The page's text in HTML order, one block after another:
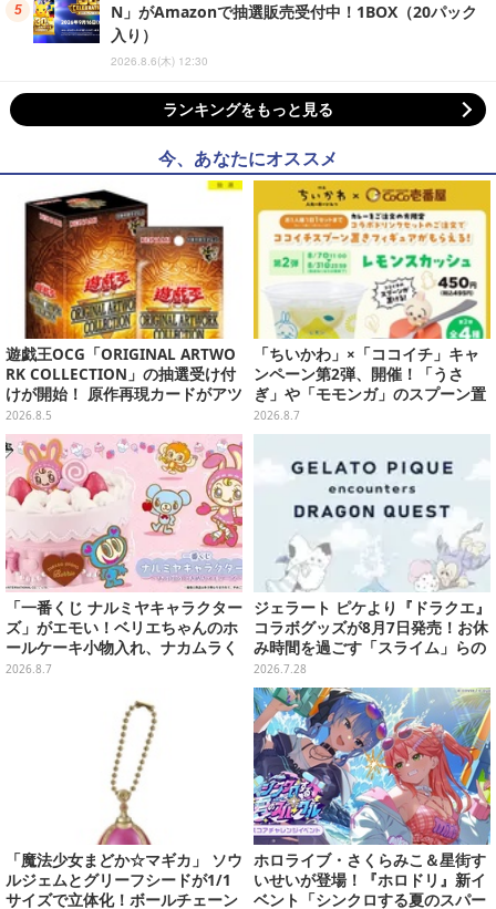
N」がAmazonで抽選販売受付中！1BOX（20パック
入り）
2026.8.6(木) 12:30
ランキングをもっと見る
今、あなたにオススメ
遊戯王OCG「ORIGINAL ARTWO
RK COLLECTION」の抽選受け付
けが開始！ 原作再現カードがアツ
いスペシャルパック
2026.8.5
「ちいかわ」×「ココイチ」キャ
ンペーン第2弾、開催！「うさ
ぎ」や「モモンガ」のスプーン置
きをGETしよう
2026.8.7
「一番くじ ナルミヤキャラクター
ズ」がエモい！ベリエちゃんのホ
ールケーキ小物入れ、ナカムラく
んのマスコットなどがズラリ
2026.8.7
ジェラート ピケより『ドラクエ』
コラボグッズが8月7日発売！お休
み時間を過ごす「スライム」らの
ルームウェア、雑貨など多数ライ
ンナップ
2026.7.28
「魔法少女まどか☆マギカ」 ソウ
ルジェムとグリーフシードが1/1
サイズで立体化！ボールチェーン
ホロライブ・さくらみこ＆星街す
いせいが登場！『ホロドリ』新イ
ベント「シンクロする夏のスパー